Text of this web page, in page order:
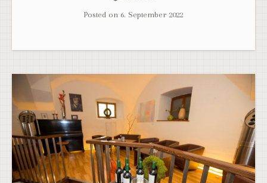
Posted on 6. September 2022